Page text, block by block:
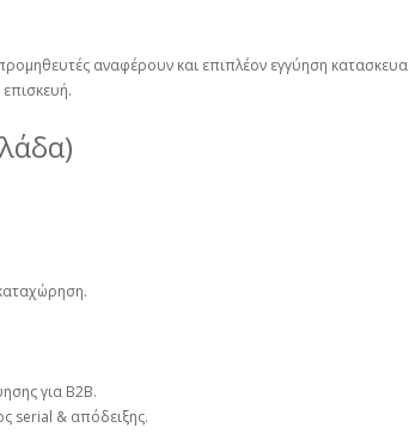
αναφέρουν και επιπλέον εγγύηση
για B2B.
serial & απόδειξης.